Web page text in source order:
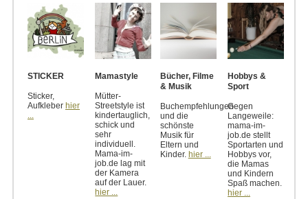
STICKER
Sticker,
Aufkleber hier
...
Mamastyle
Mütter-
Streetstyle ist
kindertauglich,
schick und
sehr
individuell.
Mama-im-
job.de lag mit
der Kamera
auf der Lauer.
hier ...
Bücher, Filme
& Musik
Buchempfehlungen
und die
schönste
Musik für
Eltern und
Kinder. hier ...
Hobbys &
Sport
Gegen
Langeweile:
mama-im-
job.de stellt
Sportarten und
Hobbys vor,
die Mamas
und Kindern
Spaß machen.
hier ...